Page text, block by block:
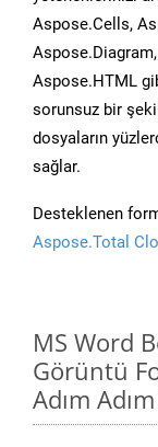
Aspose.Cells,
Aspose.HTML
sorunsuz bir
dosyaların
sağlar.
Desteklenen
Aspose.Total
MS Word
Görüntü
Adım